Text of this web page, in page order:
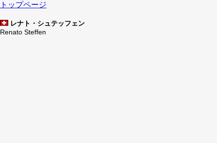
トップページ
レナト・シュテッフェン
Renato Steffen